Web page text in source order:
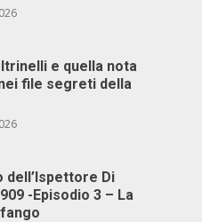
e quella nota
file segreti della
dell’Ispettore Di
-Episodio 3 – La